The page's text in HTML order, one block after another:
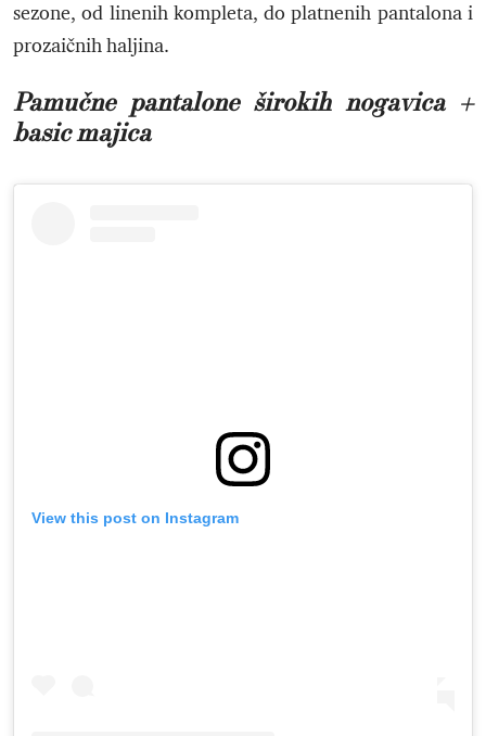
sezone, od linenih kompleta, do platnenih pantalona i
prozaičnih haljina.
Pamučne pantalone širokih nogavica +
basic majica
View this post on Instagram